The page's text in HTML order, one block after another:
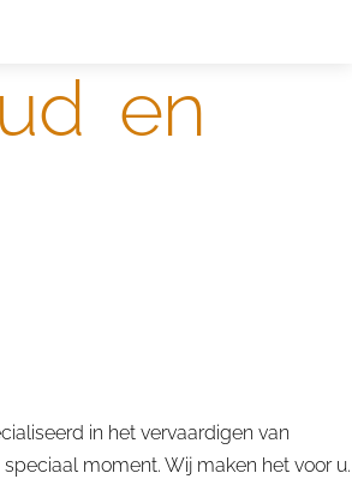
en
in het vervaardigen van
moment. Wij maken het voor u.